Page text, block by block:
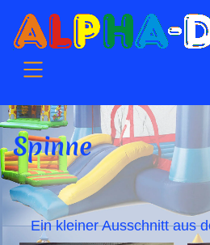
SKIP TO MAIN
Spinne
Ein kleiner Ausschnitt aus